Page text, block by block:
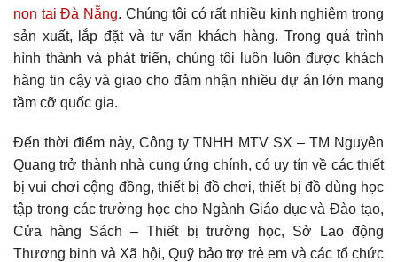
non tại Đà Nẵng. Chúng tôi có rất nhiều kinh nghiệm trong
sản xuất, lắp đặt và tư vấn khách hàng. Trong quá trình
hình thành và phát triển, chúng tôi luôn luôn được khách
hàng tin cậy và giao cho đảm nhận nhiều dự án lớn mang
tầm cỡ quốc gia.
Đến thời điểm này, Công ty TNHH MTV SX – TM Nguyên
Quang trở thành nhà cung ứng chính, có uy tín về các thiết
bị vui chơi cộng đồng, thiết bị đồ chơi, thiết bị đồ dùng học
tập trong các trường học cho Ngành Giáo dục và Đào tạo,
Cửa hàng Sách – Thiết bị trường học, Sở Lao động
Thương binh và Xã hội, Quỹ bảo trợ trẻ em và các tổ chức